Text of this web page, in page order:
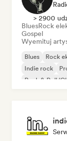
> 2900
BluesRock
Gospel
Wyemituj
Blues Rock
Indie rock
Rock & Roll/